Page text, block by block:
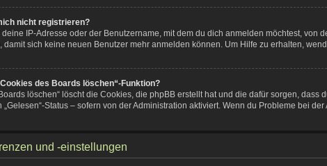
nicht registrieren?
deine IP-Adresse oder der Benutzername, mit dem du dich anmelden möchtest,
damit sich keine neuen Benutzer mehr anmelden können. Um Hilfe zu erhalten,
des Boards löschen“-Funktion?
löschen“ löscht die Cookies, die phpBB erstellt hat und die dafür sorgen,
Status – sofern von der Administration aktiviert. Wenn du Probleme bei
und -einstellungen